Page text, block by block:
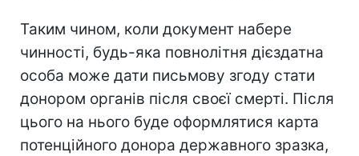
Таким чином, коли документ набере
чинності, будь-яка повнолітня дієздатна
особа може дати письмову згоду стати
донором органів після своєї смерті. Після
цього на нього буде оформлятися карта
потенційного донора державного зразка,